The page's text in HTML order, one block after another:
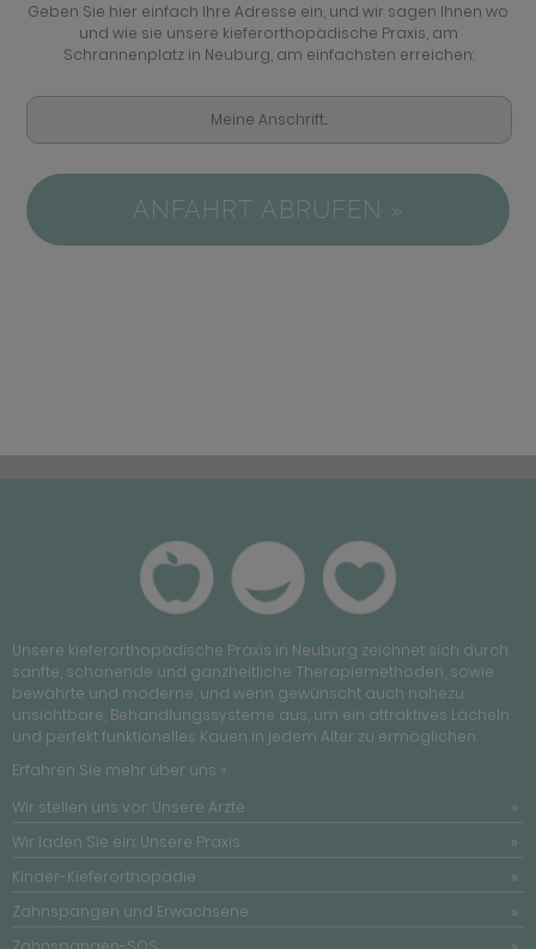
Geben Sie hier einfach Ihre Adresse ein, und wir sagen Ihnen wo
und wie sie unsere kieferorthopädische Praxis, am
Schrannenplatz in Neuburg, am einfachsten erreichen:
ANFAHRT ABRUFEN »
Unsere kieferorthopädische Praxis in Neuburg zeichnet sich durch
sanfte, schonende und ganzheitliche Therapiemethoden, sowie
bewährte und moderne, und wenn gewünscht auch nahezu
unsichtbare, Behandlungssysteme aus, um ein attraktives Lächeln
und perfekt funktionelles Kauen in jedem Alter zu ermöglichen.
Erfahren Sie mehr über uns »
Wir stellen uns vor: Unsere Ärzte
Wir laden Sie ein: Unsere Praxis
Kinder-Kieferorthopädie
Zahnspangen und Erwachsene